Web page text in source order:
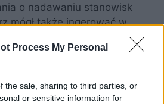
Process My Personal
the sale, sharing to third parties, or
or sensitive information for
o nadawaniu stanowisk
mógł także ingerować w
mieszanie się w sprawy
decyzje co do pewnych
Kościele kwestii, co